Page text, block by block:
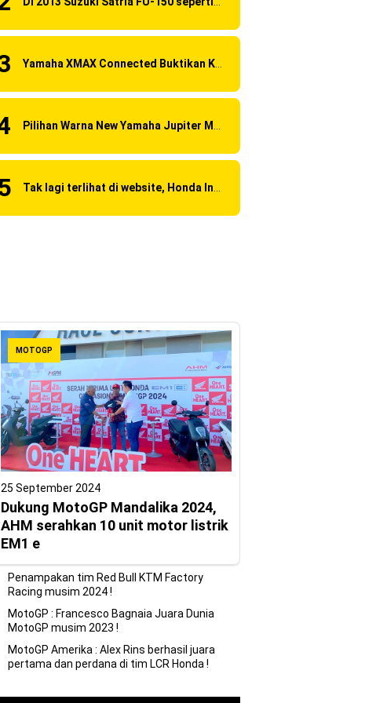
MOTOGP
25 September 2024
Dukung MotoGP Mandalika 2024,
AHM serahkan 10 unit motor listrik
EM1 e
Penampakan tim Red Bull KTM Factory
Racing musim 2024 !
MotoGP : Francesco Bagnaia Juara Dunia
MotoGP musim 2023 !
MotoGP Amerika : Alex Rins berhasil juara
pertama dan perdana di tim LCR Honda !